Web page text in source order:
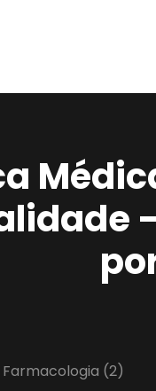
Farmacologia (2)